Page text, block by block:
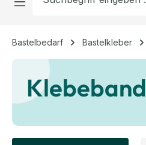
Bastelbedarf Bastelkleber
Klebeband